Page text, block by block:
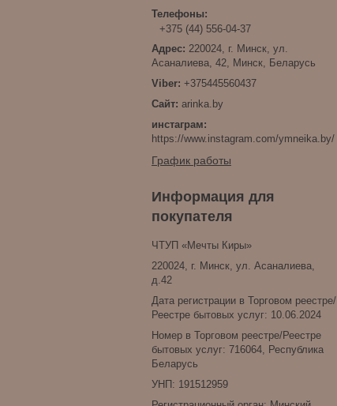
+375 (44) 556-04-37
220024, г. Минск, ул.
Асаналиева, 42, Минск, Беларусь
+375445560437
arinka.by
инстаграм
https://www.instagram.com/ymneika.by/
График работы
Информация для
покупателя
ЧТУП «Мечты Киры»
220024, г. Минск, ул. Асаналиева,
д.42
Дата регистрации в Торговом реестре/
Реестре бытовых услуг: 10.06.2024
Номер в Торговом реестре/Реестре
бытовых услуг: 716064, Республика
Беларусь
УНП: 191512959